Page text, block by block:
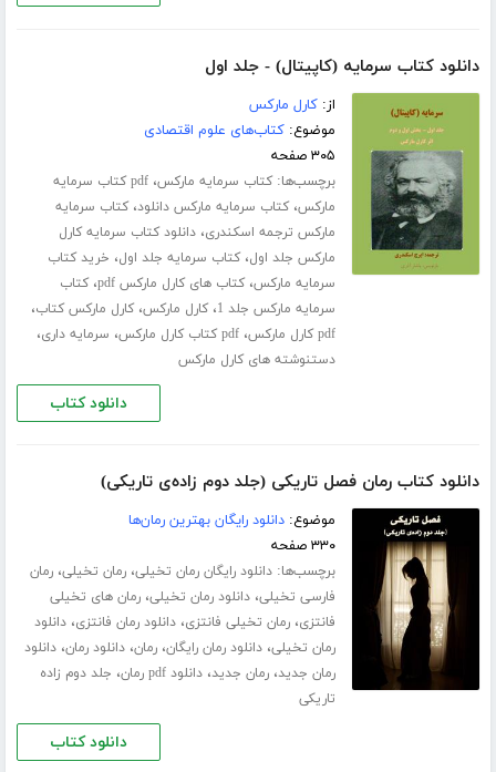
دانلود کتاب سرمایه (کاپیتال) - جلد اول
از:کارل مارکس
موضوع:کتاب‌های علوم اقتصادی
۳۰۵ صفحه
برچسب‌ها:کتاب سرمایه مارکس،
pdf کتاب سرمایه
مارکس،کتاب سرمایه مارکس دانلود،کتاب سرمایه
مارکس ترجمه اسکندری،دانلود کتاب سرمایه کارل
مارکس جلد اول،کتاب سرمایه جلد اول، خرید کتاب
سرمایه مارکس،کتاب های کارل مارکس pdf ،کتاب
سرمایه مارکس جلد 1
،کارل مارکس،کارل مارکس کتاب،
pdf کارل مارکس ،pdf کتاب کارل مارکس ، سرمایه داری،
دستنوشته های کارل مارکس
دانلود کتاب
دانلود کتاب رمان فصل تاریکی (جلد دوم زاده‌ی تاریکی)
موضوع:دانلود رایگان بهترین رمان‌ها
۳۳۰ صفحه
برچسب‌ها:دانلود رایگان رمان تخیلی،رمان تخیلی،رمان
فارسی تخیلی،دانلود رمان تخیلی،رمان های تخیلی
فانتزی،رمان تخیلی فانتزی،دانلود رمان فانتزی،دانلود
رمان تخیلی،دانلود رمان رایگان،رمان،دانلود رمان،دانلود
رمان جدید،رمان جدید،دانلود pdf رمان ، جلد دوم زاده
تاریکی
دانلود کتاب